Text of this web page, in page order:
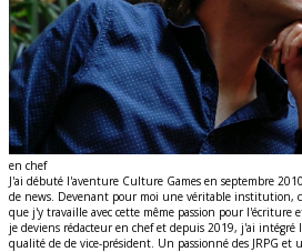
en chef
J'ai débuté l'aventure Culture Games en septembre
de news. Devenant pour moi une véritable institution,
que j'y travaille avec cette même passion pour
je deviens rédacteur en chef et depuis 2019, j'ai intégré
qualité de de vice-président. Un passionné des JRPG et